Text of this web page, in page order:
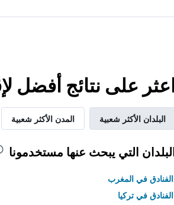
اعثر على نتائج أفضل
البلدان الأكثر شعبية المدن الأكثر شعبية
البلدان التي يبحث عنها مستخدمونا
الفنادق في المغرب
الفنادق في تركيا